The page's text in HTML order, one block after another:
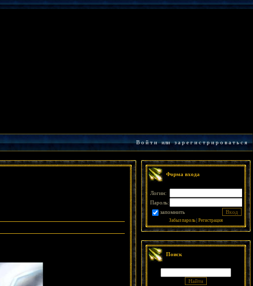
В о й т иилиз а р е г и с т р и р о в а т ь с я
Форма входа
Логин:
Пароль:
запомнить
Забыл пароль Регистрация
Поиск